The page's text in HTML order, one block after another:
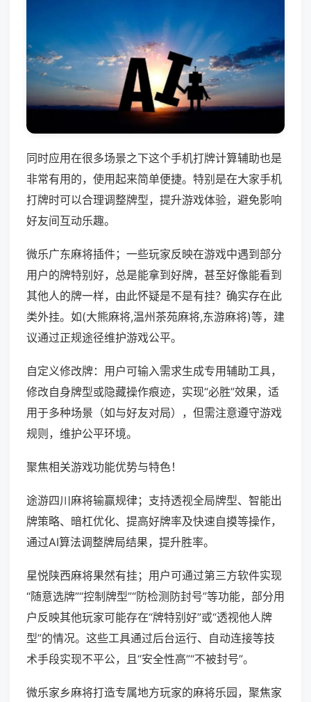
同时应用在很多场景之下这个手机打牌计算辅助也是
非常有用的，使用起来简单便捷。特别是在大家手机
打牌时可以合理调整牌型，提升游戏体验，避免影响
好友间互动乐趣。
微乐广东麻将插件；一些玩家反映在游戏中遇到部分
用户的牌特别好，总是能拿到好牌，甚至好像能看到
其他人的牌一样，由此怀疑是不是有挂？确实存在此
类外挂。如(大熊麻将,温州茶苑麻将,东游麻将)等，建
议通过正规途径维护游戏公平。
自定义修改牌：用户可输入需求生成专用辅助工具，
修改自身牌型或隐藏操作痕迹，实现“必胜”效果，适
用于多种场景（如与好友对局），但需注意遵守游戏
规则，维护公平环境。
聚焦相关游戏功能优势与特色！
途游四川麻将输赢规律；支持透视全局牌型、智能出
牌策略、暗杠优化、提高好牌率及快速自摸等操作，
通过AI算法调整牌局结果，提升胜率。
星悦陕西麻将果然有挂；用户可通过第三方软件实现
“随意选牌”“控制牌型”“防检测防封号”等功能，部分用
户反映其他玩家可能存在“牌特别好”或“透视他人牌
型”的情况。这些工具通过后台运行、自动连接等技
术手段实现不平公，且“安全性高”“不被封号”。
微乐家乡麻将打造专属地方玩家的麻将乐园，聚焦家